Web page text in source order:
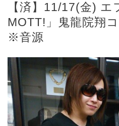
【済】11/17(金)
MOTT!」鬼龍院翔
※音源